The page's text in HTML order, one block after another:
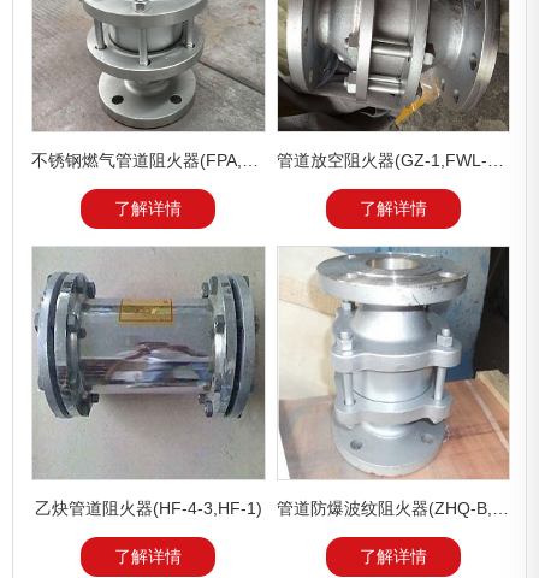
了解详情 了解详情
乙炔管道阻火器(HF-4-3,HF-1)
了解详情 了解详情